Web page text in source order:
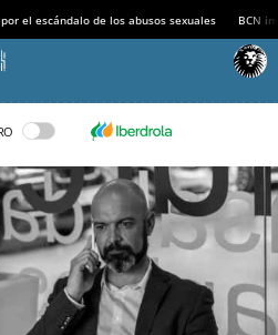
el escándalo de los abusos sexuales BCN